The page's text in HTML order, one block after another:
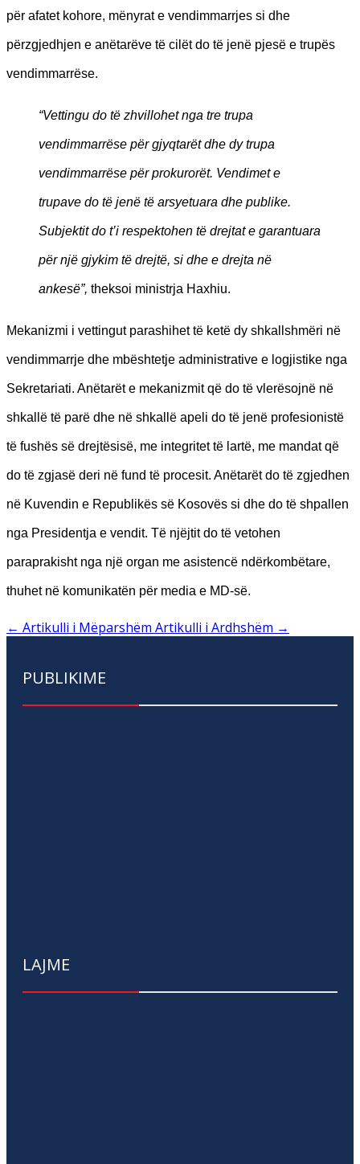
për afatet kohore, mënyrat e vendimmarrjes si dhe
përzgjedhjen e anëtarëve të cilët do të jenë pjesë e trupës
vendimmarrëse.
“Vettingu do të zhvillohet nga tre trupa
vendimmarrëse për gjyqtarët dhe dy trupa
vendimmarrëse për prokurorët. Vendimet e
trupave do të jenë të arsyetuara dhe publike.
Subjektit do t’i respektohen të drejtat e garantuara
për një gjykim të drejtë, si dhe e drejta në
ankesë”, theksoi ministrja Haxhiu.
Mekanizmi i vettingut parashihet të ketë dy shkallshmëri në
vendimmarrje dhe mbështetje administrative e logjistike nga
Sekretariati. Anëtarët e mekanizmit që do të vlerësojnë në
shkallë të parë dhe në shkallë apeli do të jenë profesionistë
të fushës së drejtësisë, me integritet të lartë, me mandat që
do të zgjasë deri në fund të procesit. Anëtarët do të zgjedhen
në Kuvendin e Republikës së Kosovës si dhe do të shpallen
nga Presidentja e vendit. Të njëjtit do të vetohen
paraprakisht nga një organ me asistencë ndërkombëtare,
thuhet në komunikatën për media e MD-së.
← Artikulli i Mëparshëm Artikulli i Ardhshëm →
PUBLIKIME
LAJME